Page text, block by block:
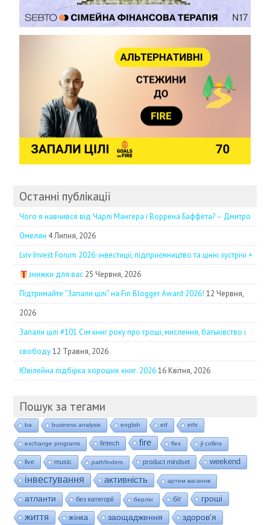
Останні публікації
Чого я навчився від Чарлі Мангера і Воррена Баффета? – Дмитро
Омелян 4 Липня, 2026
Lviv Invest Forum 2026: інвестиції, підприємництво та цінні зустрічі +
знижки для вас 25 Червня, 2026
Підтримайте “Запали цілі” на Fin Blogger Award 2026! 12 Червня,
2026
Запали цілі #101 Сім книг року про гроші, мислення, батьківство і
свободу 12 Травня, 2026
Ювілейна підбірка хороших книг. 2026 16 Квітня, 2026
Пошук за тегами
ba business analysis english etf etfs
exchange programs fintech fire flex jl collins
live music pathfinders product mindset weekend
інвестування активність артем ваганов
атланти без категорії берлін біг гроші
життя жінка заощадження здоров'я